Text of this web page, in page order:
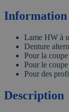
Lame HW à
Denture
Pour la
Pour le
Pour des
Description